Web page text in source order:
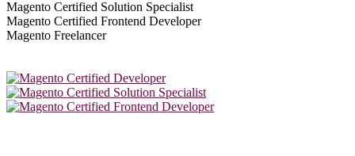
Magento Certified Solution Specialist
Magento Certified Frontend Developer
Magento Freelancer